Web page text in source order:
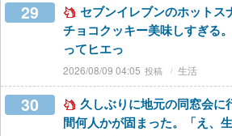
29
セブンイレブンのホットス
チョコクッキー美味しすぎる
ってヒエっ
2026/08/09 04:05 生活
30
久しぶりに地元の同窓会に
間何人かが固まった。「え、